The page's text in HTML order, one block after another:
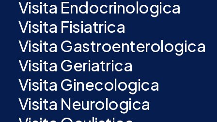
Visita Endocrinologica
Visita Fisiatrica
Visita Gastroenterologica
Visita Geriatrica
Visita Ginecologica
Visita Neurologica